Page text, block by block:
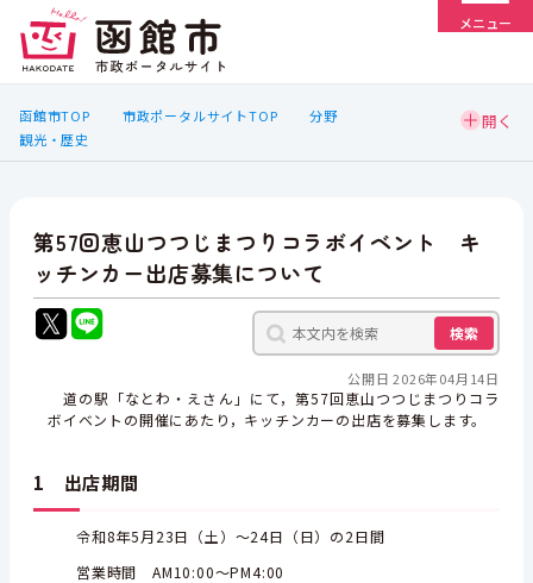
メニュー
函館市TOP 市政ポータルサイトTOP
分野
観光・歴史
第57回恵山つつじまつりコラボイベント キ
ッチンカー出店募集について
検索
公開日 2026年04月14日
道の駅「なとわ・えさん」にて，第57回恵山つつじまつりコラ
ボイベントの開催にあたり，キッチンカーの出店を募集します。
1 出店期間
令和8年5月23日（土）～24日（日）の2日間
営業時間 AM10:00～PM4:00